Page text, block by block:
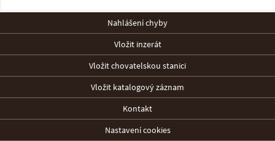
Nahlášení chyby
Vložit inzerát
Vložit chovatelskou stanici
Vložit katalogový záznam
Kontakt
Nastavení cookies